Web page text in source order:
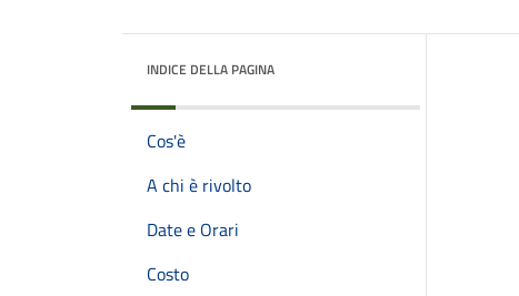
INDICE DELLA PAGINA
Cos'è
A chi è rivolto
Date e Orari
Costo